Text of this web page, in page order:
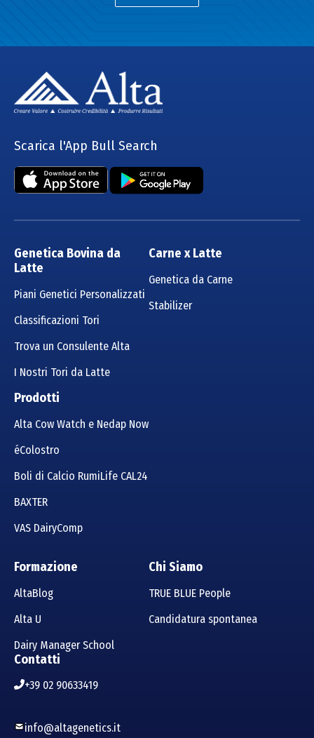
Scarica l'App Bull Search
Genetica Bovina da
Latte
Piani Genetici Personalizzati
Classificazioni Tori
Trova un Consulente Alta
I Nostri Tori da Latte
Carne x Latte
Genetica da Carne
Stabilizer
Prodotti
Alta Cow Watch e Nedap Now
éColostro
Boli di Calcio RumiLife CAL24
BAXTER
VAS DairyComp
Formazione
AltaBlog
Alta U
Dairy Manager School
Chi Siamo
TRUE BLUE People
Candidatura spontanea
Contatti
+39 02 90633419
info@altagenetics.it